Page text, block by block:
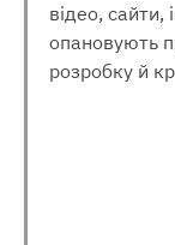
відео, сайти,
опановують
розробку й